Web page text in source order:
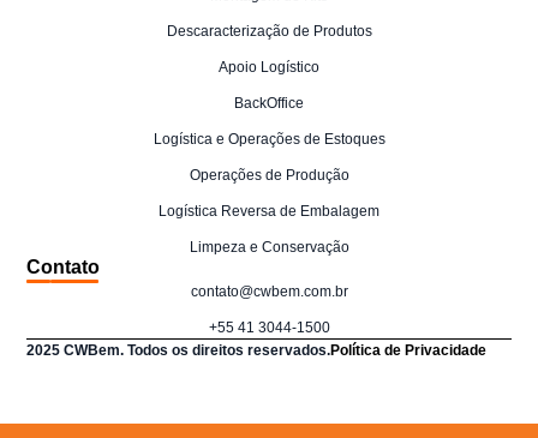
Descaracterização de Produtos
Apoio Logístico
BackOffice
Logística e Operações de Estoques
Operações de Produção
Logística Reversa de Embalagem
Limpeza e Conservação
Contato
contato@cwbem.com.br
+55 41 3044-1500
2025 CWBem. Todos os direitos reservados.Política de Privacidade